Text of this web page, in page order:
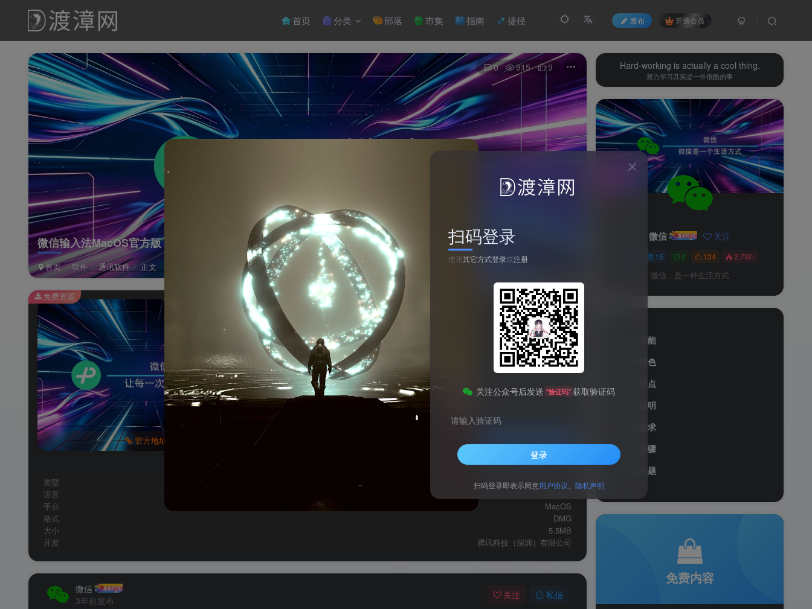
发布 开通会员
首页 分类 部落 市集 指南 捷径
微信输入法MacOS官方版
首页 软件 通讯软件 正文
0 915 9
官方地址
微信输入法MacOS官方版
此内容为免费资源，请登录后查看
0
技术支持 安装调试
类型
输入法
语言
平台
MacOS
格式
DMG
大小
5.5MB
开发
腾讯科技（深圳）有限公司
免费资源
微信
3年前发布
关注 私信
Hard-working is actually a cool thing.
努力学习其实是一件很酷的事
微信 关注
15 0 134 2.7W+
微信，是一种生活方式
软件功能
软件特色
软件亮点
版本说明
系统要求
操作步骤
常见问题
免费内容
扫码登录
使用其它方式登录或注册
关注公众号后发送 “验证码” 获取验证码
请输入验证码
登录
扫码登录即表示同意用户协议 隐私声明